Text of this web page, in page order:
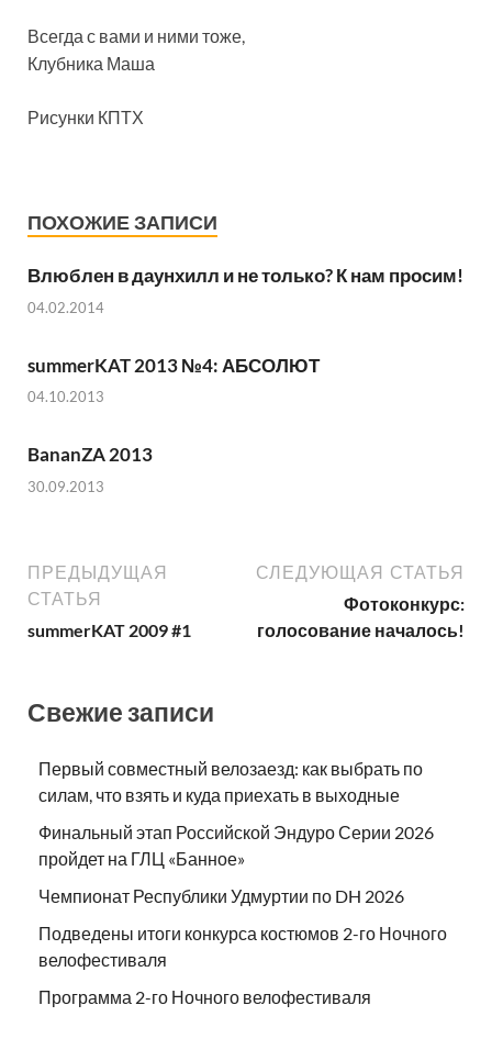
Всегда с вами и ними тоже,
Клубника Маша
Рисунки КПТХ
ПОХОЖИЕ ЗАПИСИ
Влюблен в даунхилл и не только? К нам просим!
04.02.2014
summerKAT 2013 №4: АБСОЛЮТ
04.10.2013
BananZA 2013
30.09.2013
ПРЕДЫДУЩАЯ
СТАТЬЯ
summerKAT 2009 #1
СЛЕДУЮЩАЯ СТАТЬЯ
Фотоконкурс:
голосование началось!
Свежие записи
Первый совместный велозаезд: как выбрать по
силам, что взять и куда приехать в выходные
Финальный этап Российской Эндуро Серии 2026
пройдет на ГЛЦ «Банное»
Чемпионат Республики Удмуртии по DH 2026
Подведены итоги конкурса костюмов 2-го Ночного
велофестиваля
Программа 2-го Ночного велофестиваля